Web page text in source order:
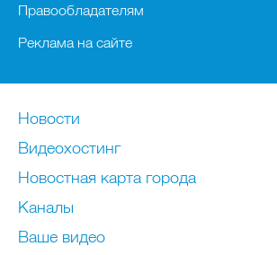
Правообладателям
Реклама на сайте
Новости
Видеохостинг
Новостная карта города
Каналы
Ваше видео